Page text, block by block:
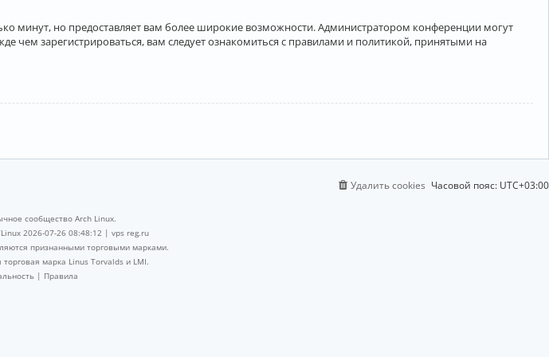
минут, но предоставляет вам более широкие возможности. Администратором конференции могут
чем зарегистрироваться, вам следует ознакомиться с правилами и политикой, принятыми на
Часовой пояс: UTC+03:00
Удалить cookies
сообщество Arch Linux.
2026-07-26 08:48:12 | vps reg.ru
признанными торговыми марками.
марка Linus Torvalds и LMI.
| Правила